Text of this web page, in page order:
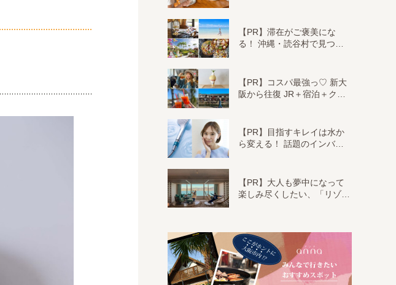
【PR】滞在がご褒美にな
る！ 沖縄・読谷村で見つ…
【PR】コスパ最強っ♡ 新大
阪から往復 JR＋宿泊＋ク…
【PR】目指すキレイは水か
ら変える！ 話題のインバ…
【PR】大人も夢中になって
楽しみ尽くしたい、「リゾ…